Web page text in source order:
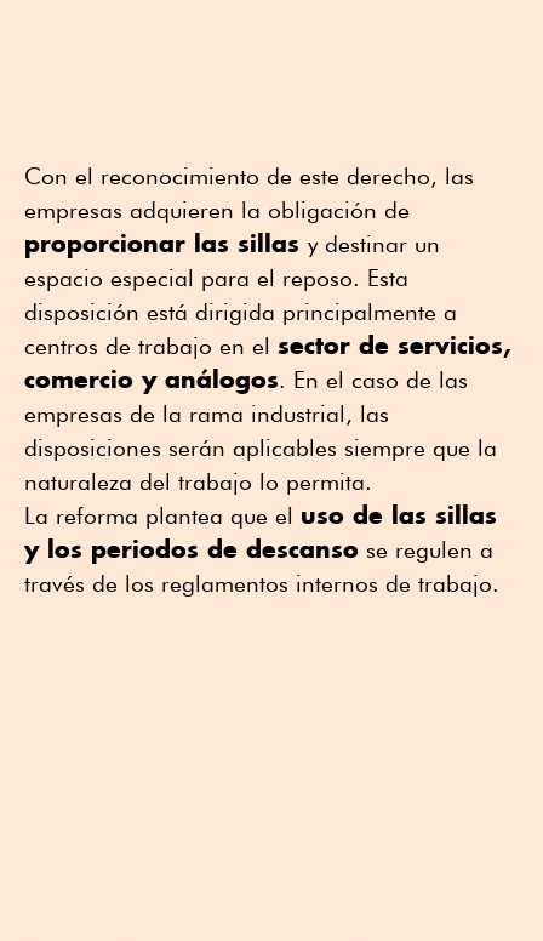
Con el reconocimiento de este derecho, las
empresas adquieren la obligación de
proporcionar las sillas y destinar un
espacio especial para el reposo. Esta
disposición está dirigida principalmente a
centros de trabajo en el sector de servicios,
comercio y análogos. En el caso de las
empresas de la rama industrial, las
disposiciones serán aplicables siempre que la
naturaleza del trabajo lo permita.
La reforma plantea que el uso de las sillas
y los periodos de descanso se regulen a
través de los reglamentos internos de trabajo.